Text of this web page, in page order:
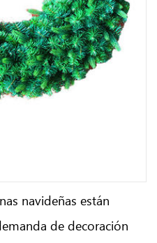
navideñas están
de decoración